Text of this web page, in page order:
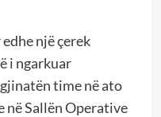
një çerek
i ngarkuar
time në ato
në Sallën Operative